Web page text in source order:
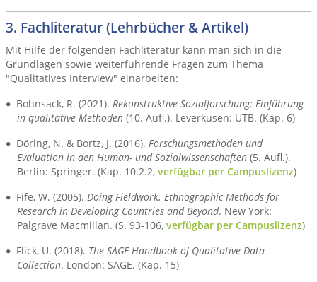
3. Fachliteratur (Lehrbücher & Artikel)
Mit Hilfe der folgenden Fachliteratur kann man sich in die
Grundlagen sowie weiterführende Fragen zum Thema
"Qualitatives Interview" einarbeiten:
Bohnsack, R. (2021). Rekonstruktive Sozialforschung: Einführung
in qualitative Methoden (10. Aufl.). Leverkusen: UTB. (Kap. 6)
Döring, N. & Bortz, J. (2016). Forschungsmethoden und
Evaluation in den Human- und Sozialwissenschaften (5. Aufl.).
Berlin: Springer. (Kap. 10.2.2, verfügbar per Campuslizenz)
Fife, W. (2005). Doing Fieldwork. Ethnographic Methods for
Research in Developing Countries and Beyond. New York:
Palgrave Macmillan. (S. 93-106, verfügbar per Campuslizenz)
Flick, U. (2018). The SAGE Handbook of Qualitative Data
Collection. London: SAGE. (Kap. 15)